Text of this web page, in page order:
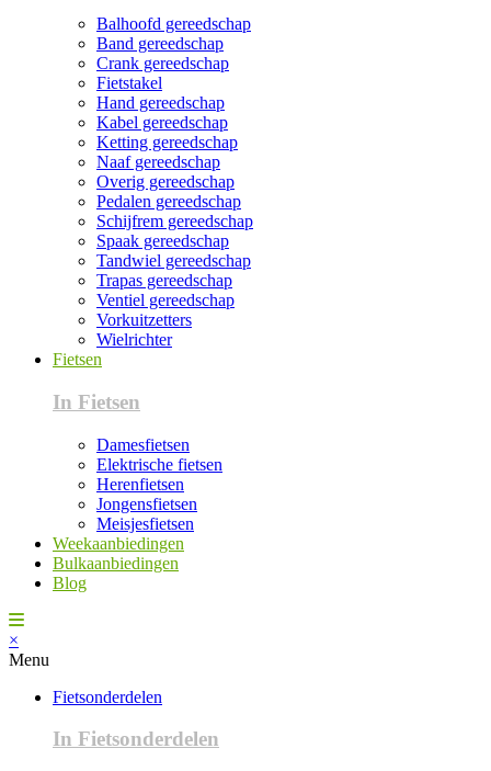
Balhoofd gereedschap
Band gereedschap
Crank gereedschap
Fietstakel
Hand gereedschap
Kabel gereedschap
Ketting gereedschap
Naaf gereedschap
Overig gereedschap
Pedalen gereedschap
Schijfrem gereedschap
Spaak gereedschap
Tandwiel gereedschap
Trapas gereedschap
Ventiel gereedschap
Vorkuitzetters
Wielrichter
Fietsen
In Fietsen
Damesfietsen
Elektrische fietsen
Herenfietsen
Jongensfietsen
Meisjesfietsen
Weekaanbiedingen
Bulkaanbiedingen
Blog
×
Menu
Fietsonderdelen
In Fietsonderdelen